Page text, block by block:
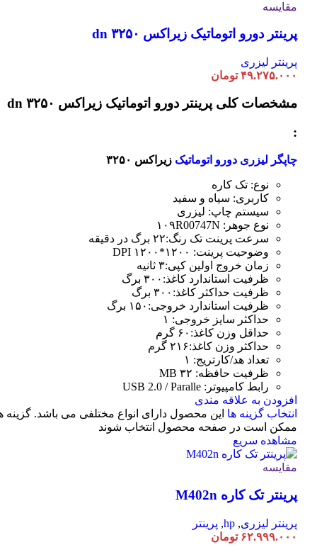
مقایسه
پرینتر دورو اتوماتیک زیراکس dn ۳۲۵۰
پرینتر لیزری
۴۹.۲۷۵.۰۰۰ تومان
مشخصات کلی پرینتر دورو اتوماتیک زیراکس dn ۳۲۵۰
:
چاپگر لیزری دورو اتوماتیک زیراکس ۳۲۵۰
نوع: تک کاره
کاربری: سیاه و سفید
سیستم چاپ: لیزری
نوع جوهر: ۱۰۹R00747N
سرعت پرینت تک رنگ:۲۲ برگ در دقیقه
وضوحیت پرینت: ۱۲۰۰*۱۲۰۰ DPI
زمان خروج اولین کپی:۳ ثانیه
ظرفیت استاندارد کاغذ:۳۰۰ برگ
ظرفیت حداکثر کاغذ:۳۰۰ برگ
ظرفیت استاندارد خروجی:۱۵۰ برگ
حداکثر سایز خروجی: ۱
حداقل وزن کاغذ:۶۰ گرم
حداکثر وزن کاغذ:۲۱۶ گرم
تعداد هد/کارتریج: ۱
ظرفیت حافظه: ۳۲ MB
رابط کامپیوتر: USB 2.0 / Paralle
افزودن به علاقه مندی
انتخاب گزینه ها این محصول دارای انواع مختلفی می باشد. گزینه
ممکن است در صفحه محصول انتخاب شوند
مشاهده سریع
مقایسه
پرینتر تک کاره M402n
پرینتر لیزری,
hp
, پرینتر
۶۲.۹۹۹.۰۰۰ تومان